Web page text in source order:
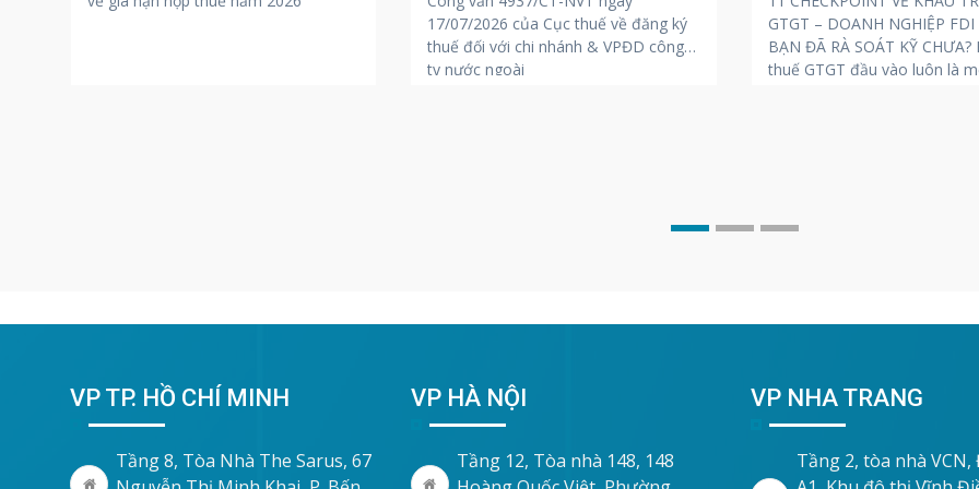
17/07/2026 của Cục thuế về đăng ký
thuế đối với chi nhánh & VPĐD công
ty nước ngoài
GTGT – DOANH NGHIỆP FDI
BẠN ĐÃ RÀ SOÁT KỸ
thuế GTGT đầu vào luôn là
VP TP. HỒ CHÍ MINH
Tầng 8, Tòa Nhà The Sarus, 67
VP HÀ NỘI
Tầng 12, Tòa nhà 148, 148
VP NHA TRANG
Tầng 2, tòa nhà